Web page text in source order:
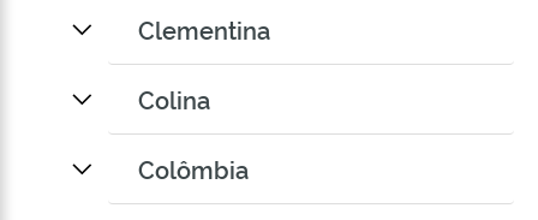
Clementina
Colina
Colômbia